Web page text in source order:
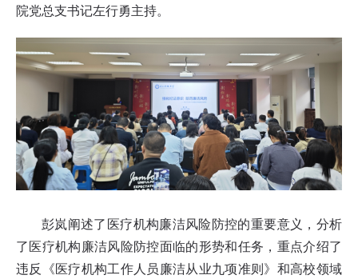
院党总支书记左行勇主持。
彭岚阐述了医疗机构廉洁风险防控的重要意义，分析
了医疗机构廉洁风险防控面临的形势和任务，重点介绍了
违反《医疗机构工作人员廉洁从业九项准则》和高校领域